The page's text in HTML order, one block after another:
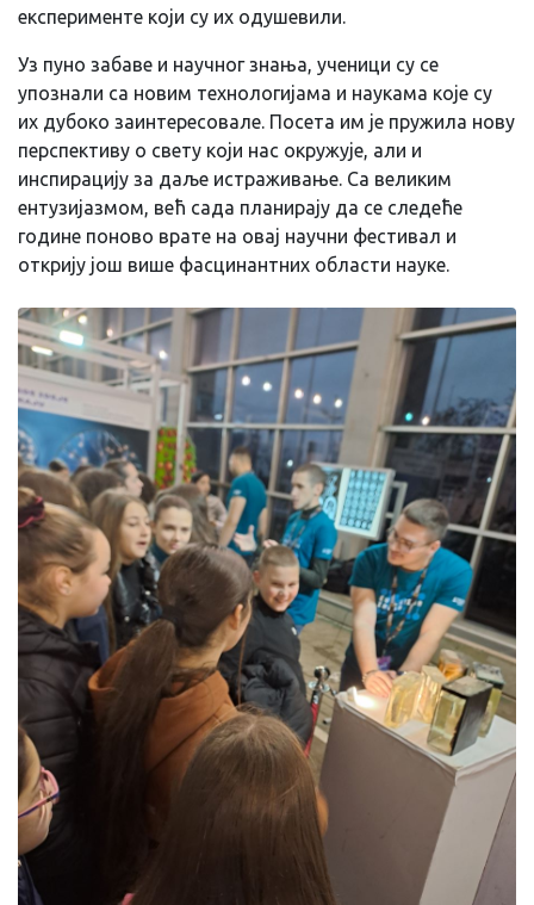
експерименте који су их одушевили.
Уз пуно забаве и научног знања, ученици су се
упознали са новим технологијама и наукама које су
их дубоко заинтересовале. Посета им је пружила нову
перспективу о свету који нас окружује, али и
инспирацију за даље истраживање. Са великим
ентузијазмом, већ сада планирају да се следеће
године поново врате на овај научни фестивал и
открију још више фасцинантних области науке.